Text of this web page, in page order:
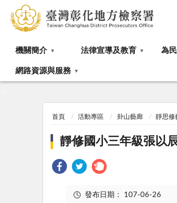
機關簡介 法律宣導及教育 為
網路資源與服務
首頁 活動專區 卦山藝廊 靜思修
靜修國小三年級張以
發布日期： 107-06-26